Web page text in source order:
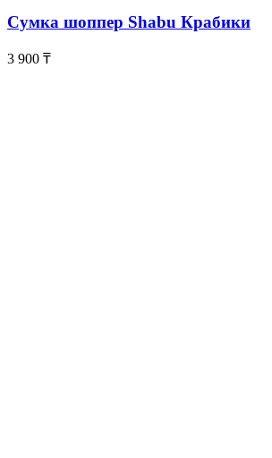
Сумка шоппер Shabu Крабики
3 900 ₸